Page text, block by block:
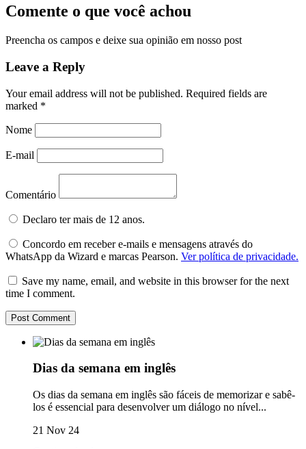
Comente o que você achou
Preencha os campos e deixe sua opinião em nosso post
Leave a Reply
Your email address will not be published. Required fields are
marked *
Nome
E-mail
Comentário
Declaro ter mais de 12 anos.
Concordo em receber e-mails e mensagens através do
WhatsApp da Wizard e marcas Pearson. Ver política de privacidade.
Save my name, email, and website in this browser for the next
time I comment.
Dias da semana em inglês
Os dias da semana em inglês são fáceis de memorizar e sabê-
los é essencial para desenvolver um diálogo no nível...
21 Nov 24